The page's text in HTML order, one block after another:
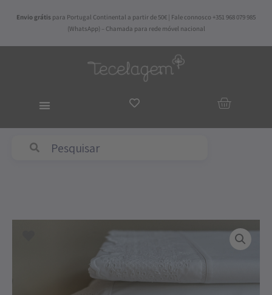
Envio grátis para Portugal Continental a partir de 50€ | Fale connosco +351 968 079 985
(WhatsApp) – Chamada para rede móvel nacional
AO